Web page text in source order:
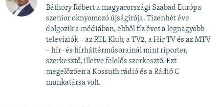
s
e
Báthory Róbert a magyarországi Szabad Európa
szenior oknyomozó újságírója. Tizenhét éve
dolgozik a médiában, ebből tíz évet a legnagyobb
televíziók – az RTL Klub, a TV2, a Hír TV és az MTV
– hír- és hírháttérműsorainál mint riporter,
szerkesztő, illetve felelős szerkesztő. Ezt
megelőzően a Kossuth rádió és a Rádió C
munkatársa volt.